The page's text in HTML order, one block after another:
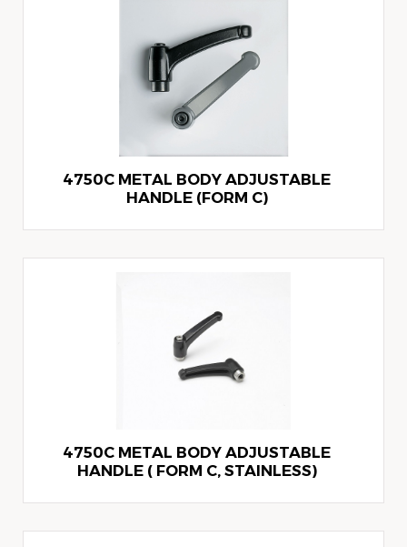
4750C METAL BODY ADJUSTABLE
HANDLE (FORM C)
4750C METAL BODY ADJUSTABLE
HANDLE ( FORM C, STAINLESS)